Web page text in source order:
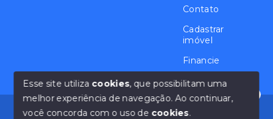
Olá! Estamos disponíveis para te ajudar.
Contato
Cadastrar
imóvel
Financie
© Copyright 2026 - Casa na Granja Viana - Todos os
Esse site utiliza cookies, que possibilitam uma
melhor experiência de navegação.Ao continuar,
você concorda com o uso de cookies.